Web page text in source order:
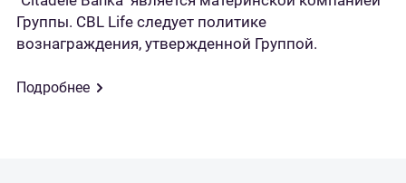
Группы. CBL Life следует политике
вознаграждения, утвержденной Группой.
Подробнее